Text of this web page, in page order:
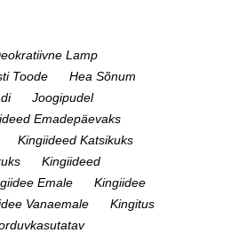
Lamp
Toode
Hea Sõnum
Joogipudel
Emadepäevaks
Kingiideed Katsikuks
Kingiideed
Emale
Kingiidee
Vanaemale
Kingitus